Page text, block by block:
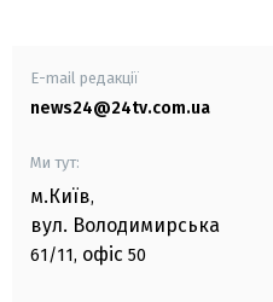
E-mail редакції
news24@24tv.com.ua
Ми тут:
м.Київ,
вул. Володимирська
61/11, офіс 50